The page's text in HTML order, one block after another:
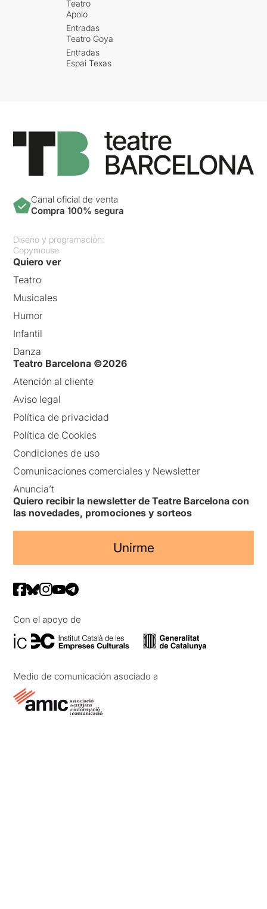
Teatro
Apolo
Entradas
Teatro Goya
Entradas
Espai Texas
Canal oficial de venta
Compra 100% segura
Diseño y programación:
Copymouse
Quiero ver
Teatro
Musicales
Humor
Infantil
Danza
Teatro Barcelona ©2026
Atención al cliente
Aviso legal
Política de privacidad
Política de Cookies
Condiciones de uso
Comunicaciones comerciales y Newsletter
Anuncia’t
Quiero recibir la newsletter de Teatre Barcelona con
las novedades, promociones y sorteos
Unirme
Con el apoyo de
Medio de comunicación asociado a